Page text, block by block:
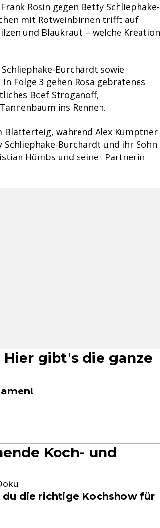
Frank Rosin gegen Betty Schliephake-
mit Rotweinbirnen trifft auf
und Blaukraut – welche Kreation
Burchardt sowie
Folge 3 gehen Rosa gebratenes
Boef Stroganoff,
ins Rennen.
Blätterteig, während Alex Kumptner
Burchardt und ihr Sohn
Hümbs und seiner Partnerin
-
gibt's die ganze
Koch- und
die richtige Kochshow für